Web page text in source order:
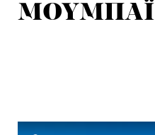
ΜΟΥΜΠΑΪ